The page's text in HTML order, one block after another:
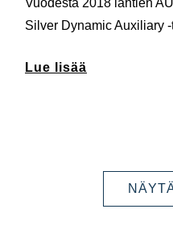
Vuodesta 2018 lähtien
Silver Dynamic Auxiliary
Lue lisää